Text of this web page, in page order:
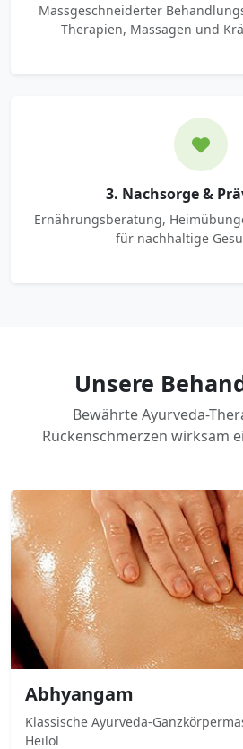
Massgeschneiderter
Therapien, Massagen und
3. Nachsorge &
Ernährungsberatung,
für nachhaltige
Unsere
Bewährte Ayurveda-
Rückenschmerzen wirksam
Abhyangam
Klassische Ayurveda-
Heilöl